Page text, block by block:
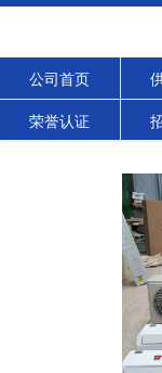
公司首页
荣誉认证